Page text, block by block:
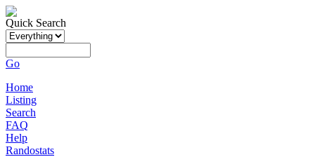
Quick Search
Go
Home
Listing
Search
FAQ
Help
Randostats